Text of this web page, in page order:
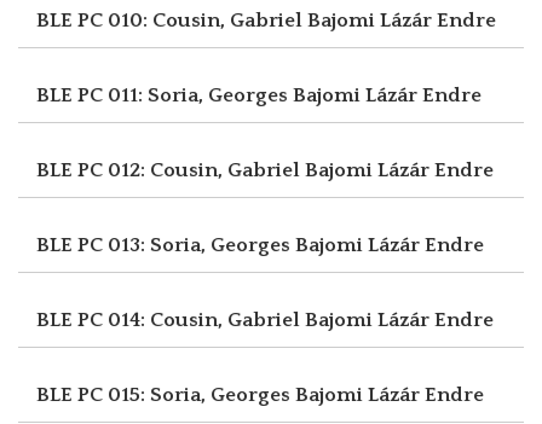
BLE PC 010: Cousin, Gabriel Bajomi Lázár Endre
BLE PC 011: Soria, Georges Bajomi Lázár Endre
BLE PC 012: Cousin, Gabriel Bajomi Lázár Endre
BLE PC 013: Soria, Georges Bajomi Lázár Endre
BLE PC 014: Cousin, Gabriel Bajomi Lázár Endre
BLE PC 015: Soria, Georges Bajomi Lázár Endre